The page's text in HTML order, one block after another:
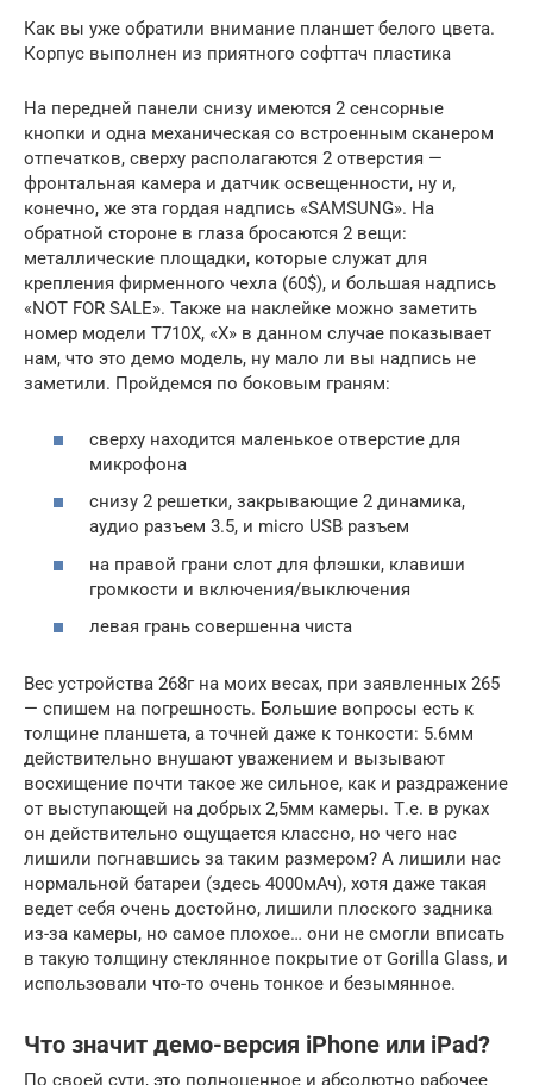
Как вы уже обратили внимание планшет белого цвета.
Корпус выполнен из приятного софттач пластика
На передней панели снизу имеются 2 сенсорные
кнопки и одна механическая со встроенным сканером
отпечатков, сверху располагаются 2 отверстия —
фронтальная камера и датчик освещенности, ну и,
конечно, же эта гордая надпись «SAMSUNG». На
обратной стороне в глаза бросаются 2 вещи:
металлические площадки, которые служат для
крепления фирменного чехла (60$), и большая надпись
«NOT FOR SALE». Также на наклейке можно заметить
номер модели Т710Х, «Х» в данном случае показывает
нам, что это демо модель, ну мало ли вы надпись не
заметили. Пройдемся по боковым граням:
сверху находится маленькое отверстие для
микрофона
снизу 2 решетки, закрывающие 2 динамика,
аудио разъем 3.5, и micro USB разъем
на правой грани слот для флэшки, клавиши
громкости и включения/выключения
левая грань совершенна чиста
Вес устройства 268г на моих весах, при заявленных 265
— спишем на погрешность. Большие вопросы есть к
толщине планшета, а точней даже к тонкости: 5.6мм
действительно внушают уважением и вызывают
восхищение почти такое же сильное, как и раздражение
от выступающей на добрых 2,5мм камеры. Т.е. в руках
он действительно ощущается классно, но чего нас
лишили погнавшись за таким размером? А лишили нас
нормальной батареи (здесь 4000мАч), хотя даже такая
ведет себя очень достойно, лишили плоского задника
из-за камеры, но самое плохое… они не смогли вписать
в такую толщину стеклянное покрытие от Gorilla Glass, и
использовали что-то очень тонкое и безымянное.
Что значит демо-версия iPhone или iPad?
По своей сути, это полноценное и абсолютно рабочее